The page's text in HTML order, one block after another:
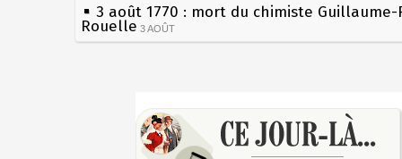
3 août 1770 : mort du chimiste Guillaume-
Rouelle 3 AOÛT
Musée Jean de La Fontaine : réouverture
1er août 1589 : Henri III est poignardé à
par Jacques Clément, moine jacobin 1ER AOÛT
les siècles
27 mai 1610 : supplice de François
du roi Henri IV